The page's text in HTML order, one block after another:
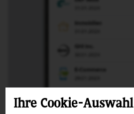
Ihre Cookie-Auswahl